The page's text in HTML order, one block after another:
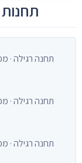
תחנה רגילה · מפעילי אוטובוסים
תחנה רגילה · מפעילי אוטובוסים
תחנה רגילה · מפעילי אוטובוסים